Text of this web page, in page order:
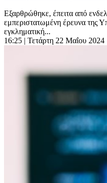
Εξαρθρώθηκε, έπειτα από
εμπεριστατωμένη έρευνα της
εγκληματική...
16:25 | Τετάρτη 22 Μαΐου 2024